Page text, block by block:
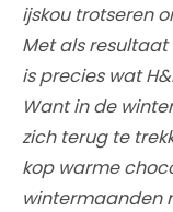
ijskou trotseren
Met als resultaat
is precies wat
Want in de
zich terug te
kop warme
wintermaanden